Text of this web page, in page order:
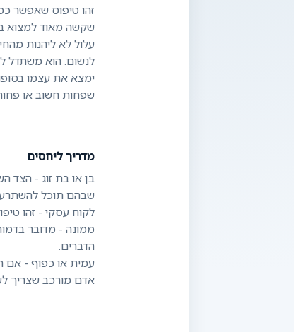
זהו טיפוס שאפשר
שקשה מאוד למצוא
עלול לא ליהנות
לנשום. הוא משתדל
ימצא את עצמו
שפחות חשוב או
מדריך ליחסים
בן או בת זוג - הצד
ממונה - מדובר
עמית או כפוף - אם
אדם מורכב שצריך